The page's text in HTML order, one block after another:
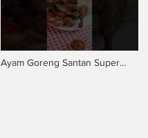
Ayam Goreng Santan Super